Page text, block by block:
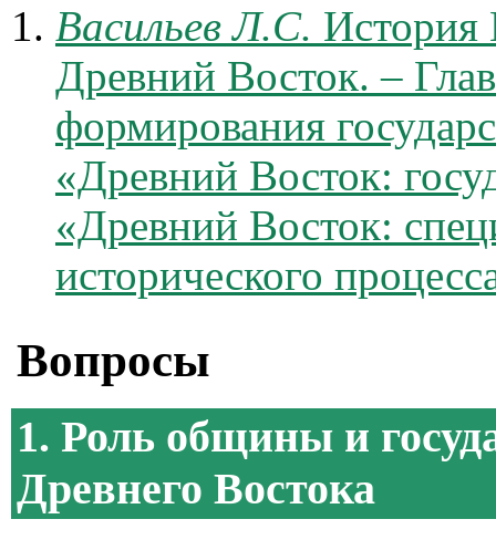
Васильев Л.С. История
Древний Восток. –
формирования
«Древний Восток:
«Древний Восток:
исторического
Вопросы
1. Роль общины и
Древнего Востока